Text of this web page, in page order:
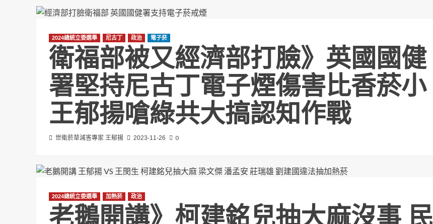
2024總統立委選舉 尼古丁 政治 電子菸
衛福部被又經濟部打臉》英國國健
署堅持尼古丁電子煙傷害比香菸小
王郁揚嗆綠共大搞認知作戰
世衛菸草減害專家 王郁揚 2023-11-26 0
2024總統立委選舉 加熱菸 政治
老鵝開講》柯建銘兒抽大麻沒事 民